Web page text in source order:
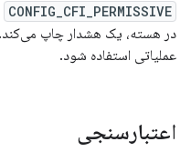
CONFIG_CFI_PERMISSIVE
عملیاتی استفاده شود.
اعتبارسنجی